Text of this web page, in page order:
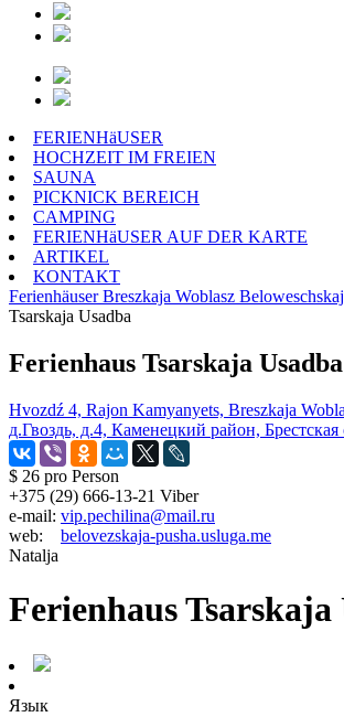
FERIENHäUSER
HOCHZEIT IM FREIEN
SAUNA
PICKNICK BEREICH
CAMPING
FERIENHäUSER AUF DER KARTE
ARTIKEL
KONTAKT
Ferienhäuser Breszkaja Woblasz
Tsarskaja Usadba
Ferienhaus Tsarskaja Usadba
Hvozdź 4, Rajon Kamyanyets, Breszkaja
д.Гвоздь, д.4, Каменецкий район, Брестская
$ 26 pro Person
+375 (29) 666-13-21 Viber
e-mail: vip.pechilina@mail.ru
web: belovezskaja-pusha.usluga.me
Natalja
Ferienhaus Tsarskaja
Язык